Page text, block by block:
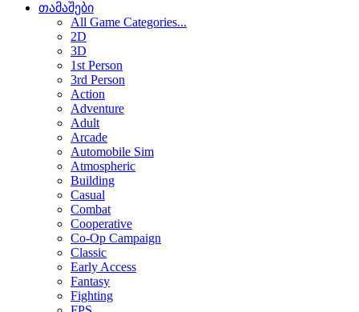
თამაშები
All Game Categories...
2D
3D
1st Person
3rd Person
Action
Adventure
Adult
Arcade
Automobile Sim
Atmospheric
Building
Casual
Combat
Cooperative
Co-Op Campaign
Classic
Early Access
Fantasy
Fighting